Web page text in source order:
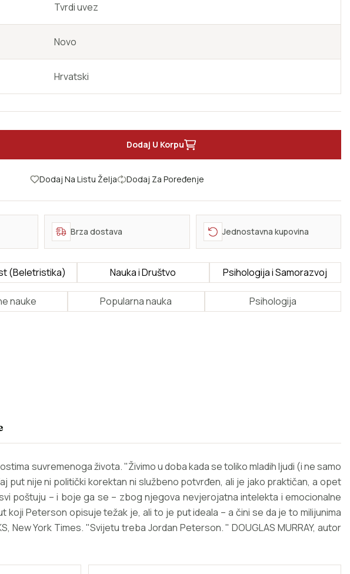
Tvrdi uvez
Novo
Hrvatski
REDA- još 12 pravila za život
količinu za IZVAN REDA- još 12 pravila za život
Dodaj U Korpu
Dodaj Na Listu Želja Dodaj Za Poređenje
Brza dostava Jednostavna kupovina
(Beletristika) Nauka i Društvo Psihologija i Samorazvoj
nauke Popularna nauka Psihologija
suvremenoga života. "Živimo u doba kada se toliko mladih ljudi (i ne samo
nije ni politički korektan ni službeno potvrđen, ali je jako praktičan, a opet
poštuju – i boje ga se – zbog njegova nevjerojatna intelekta i emocionalne
koji Peterson opisuje težak je, ali to je put ideala – a čini se da je to milijunima
York Times. "Svijetu treba Jordan Peterson. " DOUGLAS MURRAY, autor